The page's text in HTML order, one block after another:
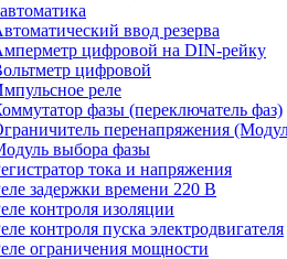
ввод резерва
цифровой на DIN-рейку
цифровой
реле
фазы (переключатель фаз)
перенапряжения
выбора фазы
тока и напряжения
задержки времени 220 В
контроля изоляции
контроля пуска электродвигателя
ограничения мощности